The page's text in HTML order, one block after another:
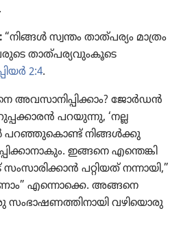
“നിങ്ങൾ സ്വന്തം താത്‌പ​ര്യം മാത്രം
താത്‌പ​ര്യ​വും​കൂ​ടെ
2:4.
അവസാ​നി​പ്പി​ക്കാം? ജോർഡൻ
പറയുന്നു, ‘നല്ല
പറഞ്ഞു​കൊണ്ട്‌ നിങ്ങൾക്കു
ഇങ്ങനെ എന്തെങ്കി​
പറ്റിയത്‌ നന്നായി,”
എന്നൊക്കെ. അങ്ങനെ
വഴി​യൊ​രു​